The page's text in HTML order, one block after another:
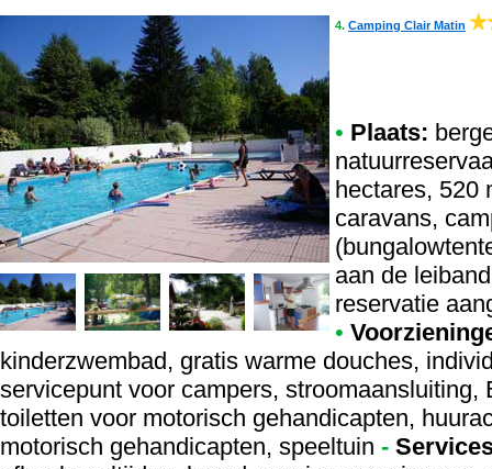
4. Camping Clair Matin
• Plaats:
hectares, 520
caravans,
aan de
reservatie
•
kinderzwembad, gratis warme douches,
servicepunt voor campers,
toiletten voor motorisch gehandicapten,
motorisch gehandicapten, speeltuin -